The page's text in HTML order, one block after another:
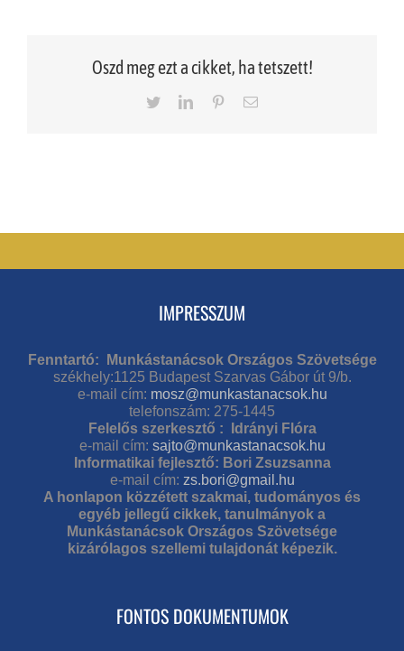
Oszd meg ezt a cikket, ha tetszett!
TwitterLinkedInPinterestEmail
IMPRESSZUM
Fenntartó: Munkástanácsok Országos Szövetsége
székhely:1125 Budapest Szarvas Gábor út 9/b.
e-mail cím: mosz@munkastanacsok.hu
telefonszám: 275-1445
Felelős szerkesztő : Idrányi Flóra
e-mail cím: sajto@munkastanacsok.hu
Informatikai fejlesztő: Bori Zsuzsanna
e-mail cím: zs.bori@gmail.hu
A honlapon közzétett szakmai, tudományos és
egyéb jellegű cikkek, tanulmányok a
Munkástanácsok Országos Szövetsége
kizárólagos szellemi tulajdonát képezik.
FONTOS DOKUMENTUMOK